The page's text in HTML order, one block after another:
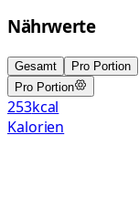
Nährwerte
Gesamt
Pro Portion
Pro Portion
253kcal
Kalorien